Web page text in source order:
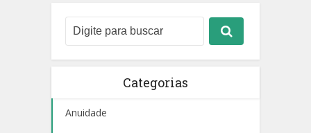
Categorias
Anuidade